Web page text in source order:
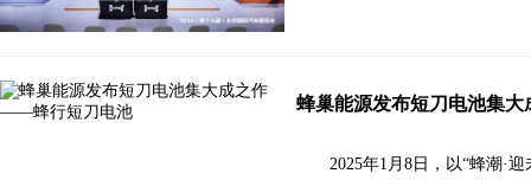
蜂巢能源发布短刀电池集
2025年1月8日，以“蜂潮·